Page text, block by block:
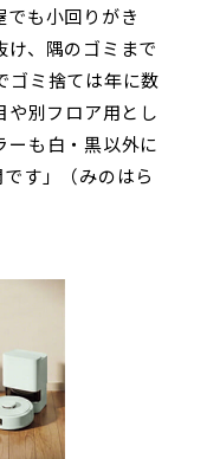
でも小回りがき
け、隅のゴミまで
ゴミ捨ては年に数
や別フロア用とし
ーも白・黒以外に
す」（みのはら